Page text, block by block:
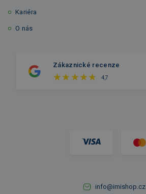
Kariéra
O nás
Zákaznické recenze
4,7
info@imishop.cz